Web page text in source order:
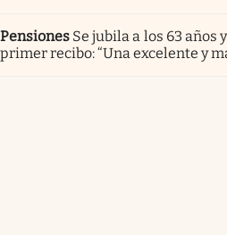
Pensiones Se jubila a los 63 años
primer recibo: “Una excelente y